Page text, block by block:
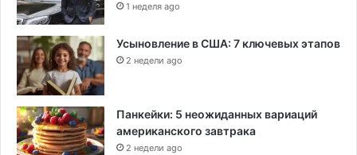
1 неделя ago
Усыновление в США: 7 ключевых этапов
2 недели ago
Панкейки: 5 неожиданных вариаций
американского завтрака
2 недели ago